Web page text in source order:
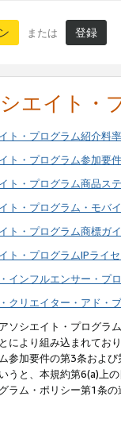
または 登録
エイト・
ト・プログラム紹介料
ト・プログラム参加要件
ト・プログラム商品ス
ト・プログラム・モバ
ト・プログラム商標ガ
ト・プログラムIPライ
インフルエンサー・プ
クリエイター・アド・
ソシエイト・プログラ
により組み込まれてお
参加要件の第3条およ
うと、本規約第6(a)上
ラム・ポリシー第1条の